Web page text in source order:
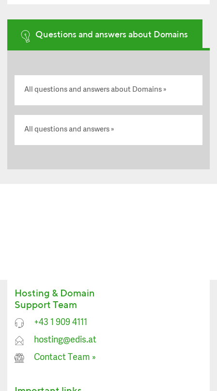
Questions and answers about Domains
All questions and answers about Domains
All questions and answers
Hosting & Domain
Support Team
+43 1 909 4111
hosting@edis.at
Contact Team »